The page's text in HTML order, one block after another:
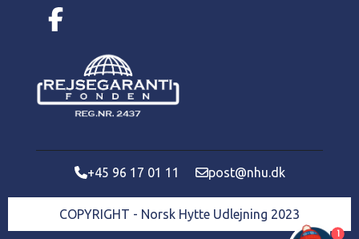
+45 96 17 01 11 post@nhu.dk
COPYRIGHT - Norsk Hytte Udlejning 2023
1